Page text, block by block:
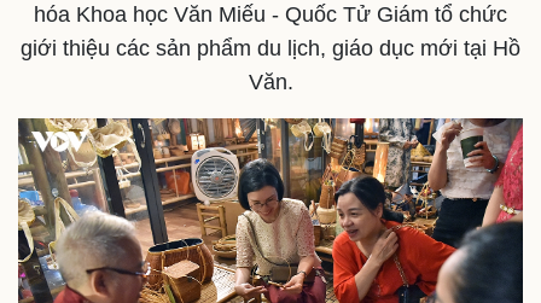
Cuộc sống đó đây
Hồ sơ
Ảnh
E-Magazine
Infographic
hóa Khoa học Văn Miếu - Quốc Tử Giám tổ chức
giới thiệu các sản phẩm du lịch, giáo dục mới tại Hồ
Văn.